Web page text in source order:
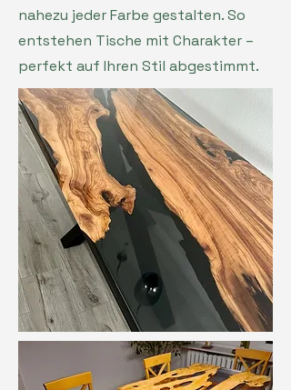
nahezu jeder Farbe gestalten. So
entstehen Tische mit Charakter –
perfekt auf Ihren Stil abgestimmt.